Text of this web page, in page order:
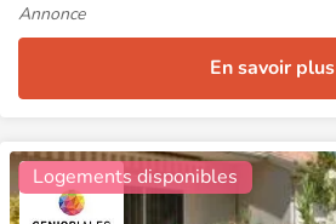
Annonce
En savoir plus
Logements disponibles